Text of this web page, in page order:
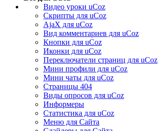
Видео уроки uCoz
Скрипты для uCoz
AjaX для uCoz
Вид комментариев для uCoz
Кнопки для uCoz
Иконки для uCoz
Переключатели страниц для uCoz
Мини профили для uCoz
Мини чаты для uCoz
Страницы 404
Виды опросов для uCoz
Информеры
Статистика для uCoz
Меню для Сайта